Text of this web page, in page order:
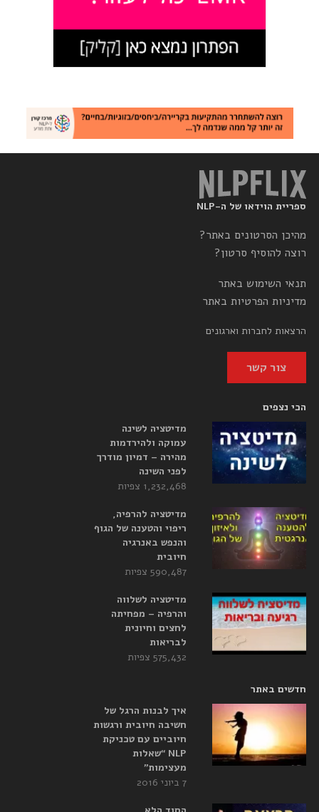
ספריית הוידאו של ה-NLP
מהיכן הסרטונים באתר?
רוצה להוסיף סרטון?
תנאי השימוש באתר
מדיניות הפרטיות באתר
הרצאות לחברות וארגונים
צור קשר
הכי נצפים
מדיטציה לשינה
עמוקה ולהירדמות
מהירה – דמיון מודרך
לפני השינה
1,232,468 צפיות
מדיטציה להרפיה,
ריפוי והטענה של הגוף
והנפש באנרגיה
חיובית
590,487 צפיות
מדיטציה לשלווה
והרפיה – מפחיתה
לחצים וחיונית
לבריאות
575,432 צפיות
חדשים באתר
איך לבנות הרגל של
חשיבה חיובית ורגשות
חיוביים עם טכניקת
NLP “שאלות
מעצימות”
7 ביוני 2016